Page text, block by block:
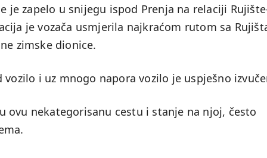
je zapelo u snijegu ispod Prenja na relaciji
je vozača usmjerila najkraćom rutom sa
zimske dionice.
i uz mnogo napora vozilo je uspješno
ovu nekategorisanu cestu i stanje na njoj, često